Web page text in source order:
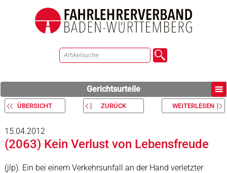
Gerichtsurteile
ÜBERSICHT ZURÜCK WEITERLESEN
15.04.2012
(2063) Kein Verlust von Lebensfreude
(jlp). Ein bei einem Verkehrsunfall an der Hand verletzter